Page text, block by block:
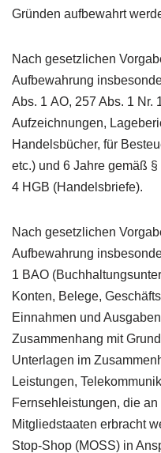
Gründen aufbewahrt
Nach gesetzlichen
Aufbewahrung
Abs. 1 AO, 257 Abs. 1 Nr.
Aufzeichnungen,
Handelsbücher, für
etc.) und 6 Jahre gemäß
4 HGB (Handelsbriefe).
Nach gesetzlichen
Aufbewahrung
1 BAO
Konten, Belege,
Einnahmen und
Zusammenhang mit
Unterlagen im
Leistungen,
Fernsehleistungen, die
Mitgliedstaaten erbracht
Stop-Shop (MOSS) in